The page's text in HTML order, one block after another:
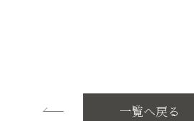
一覧へ戻る